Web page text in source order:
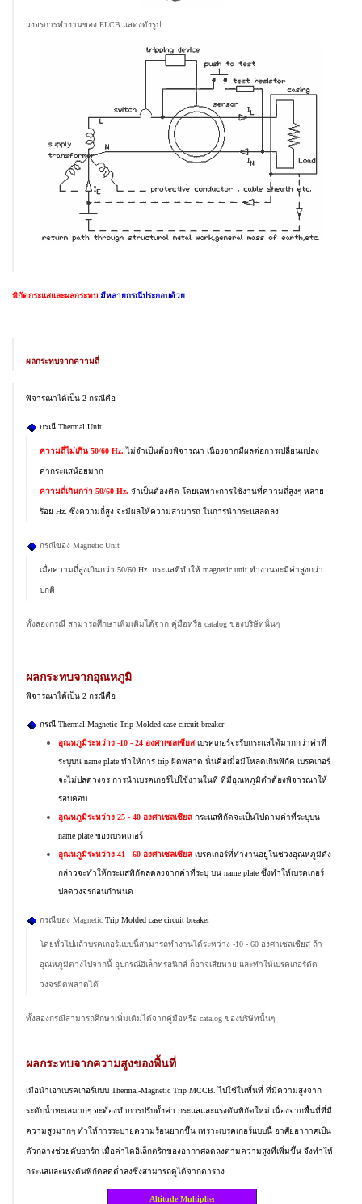
วงจรการทำงานของ ELCB แสดงดังรูป
พิกัดกระแสและผลกระทบ มีหลายกรณีประกอบด้วย
ผลกระทบจากความถี่
พิจารณาได้เป็น 2 กรณีคือ
กรณี Thermal Unit
ความถี่ไม่เกิน 50/60 Hz. ไม่จำเป็นต้องพิจารณา เนื่องจากมีผลต่อการเปลี่ยนแปลง
ค่ากระแสน้อยมาก
ความถี่เกินกว่า 50/60 Hz. จำเป็นต้องคิด โดยเฉพาะการใช้งานที่ความถี่สูงๆ หลาย
ร้อย Hz. ซึ่งความถี่สูง จะมีผลให้ความสามารถ ในการนำกระแสลดลง
กรณีของ Magnetic Unit
เมื่อความถี่สูงเกินกว่า 50/60 Hz. กระแสที่ทำให้ magnetic unit ทำงานจะมีค่าสูงกว่า
ปกติ
ทั้งสองกรณี สามารถศึกษาเพิ่มเติมได้จาก คู่มือหรือ catalog ของบริษัทนั้นๆ
ผลกระทบจากอุณหภูมิ
พิจารณาได้เป็น 2 กรณีคือ
กรณี Thermal-Magnetic Trip Molded case circuit breaker
อุณหภูมิระหว่าง -10 - 24 องศาเซลเซียสเบรคเกอร์จะรับกระแสได้มากกว่าค่าที่
ระบุบน name plate ทำให้การ trip ผิดพลาด นั่นคือเมื่อมีโหลดเกินพิกัด เบรคเกอร์
จะไม่ปลดวงจร การนำเบรคเกอร์ไปใช้งานในที่ ที่มีอุณหภูมิต่ำต้องพิจารณาให้
รอบคอบ
อุณหภูมิระหว่าง 25 - 40 องศาเซลเซียสกระแสพิกัดจะเป็นไปตามค่าที่ระบุบน
name plate ของเบรคเกอร์
อุณหภูมิระหว่าง 41 - 60 องศาเซลเซียสเบรคเกอร์ที่ทำงานอยู่ในช่วงอุณหภูมิดัง
กล่าวจะทำให้กระแสพิกัดลดลงจากค่าที่ระบุ บน name plate ซึ่งทำให้เบรคเกอร์
ปลดวงจรก่อนกำหนด
กรณีของ Magnetic Trip Molded case circuit breaker
โดยทั่วไปแล้วบรคเกอร์แบบนี้สามารถทำงานได้ระหว่าง -10 - 60 องศาเซลเซียส ถ้า
อุณหภูมิต่างไปจากนี้ อุปกรณ์อิเล็กทรอนิกส์ ก็อาจเสียหาย และทำให้เบรคเกอร์ตัด
วงจรผิดพลาดได้
ทั้งสองกรณีสามารถศึกษาเพิ่มเติมได้จากคู่มือหรือ catalog ของบริษัทนั้นๆ
ผลกระทบจากความสูงของพื้นที่
เมื่อนำเอาเบรคเกอร์แบบ Thermal-Magnetic Trip MCCB. ไปใช้ในพื้นที่ ที่มีความสูงจาก
ระดับน้ำทะเลมากๆ จะต้องทำการปรับตั้งค่า กระแสและแรงดันพิกัดใหม่ เนื่องจากพื้นที่ที่มี
ความสูงมากๆ ทำให้การระบายความร้อนยากขึ้น เพราะเบรคเกอร์แบบนี้ อาศัยอากาศเป็น
ตัวกลางช่วยดับอาร์ก เมื่อค่าไดอิเล็กตริกของอากาศลดลงตามความสูงที่เพิ่มขึ้น จึงทำให้
กระแสและแรงดันพิกัดลดต่ำลงซึ่งสามารถดูได้จากตาราง
Altitude Multiplier